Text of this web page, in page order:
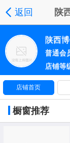
返回 陕
陕西
普通会
店铺等
店铺首页
橱窗推荐